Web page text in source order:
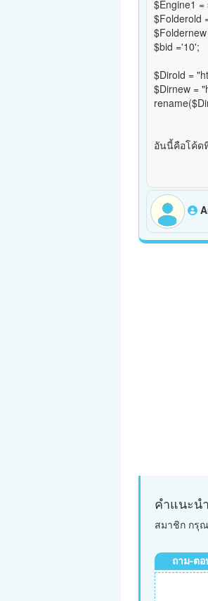
$Engine1
$Folderold
$bid ='10';
$Dirold =
$Dirnew =
อันนี้คือโค้ด
คำแนะน
สมาชิก กรุ
ถาม-ต